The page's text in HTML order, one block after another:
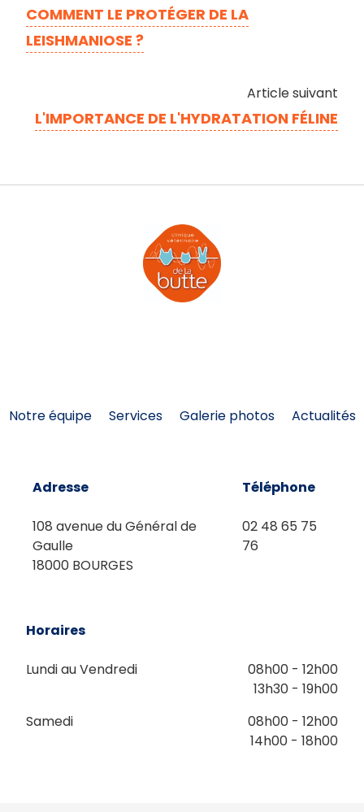
COMMENT LE PROTÉGER DE LA
LEISHMANIOSE ?
Article suivant
L'IMPORTANCE DE L'HYDRATATION FÉLINE
Notre équipe Services Galerie photos Actualités
Adresse
108 avenue du Général de
Gaulle
18000 BOURGES
Téléphone
02 48 65 75
76
Horaires
Lundi au Vendredi
08h00 - 12h00
13h30 - 19h00
Samedi
08h00 - 12h00
14h00 - 18h00